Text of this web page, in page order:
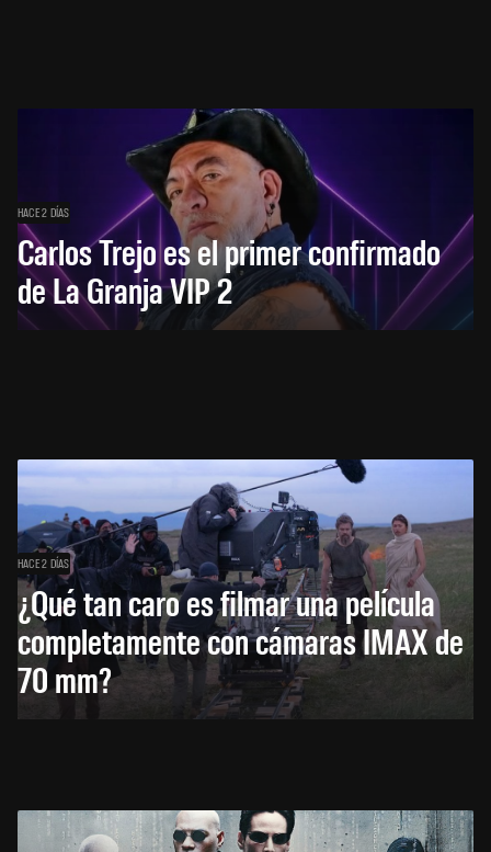
HACE 2 DÍAS
Carlos Trejo es el primer confirmado
de La Granja VIP 2
HACE 2 DÍAS
¿Qué tan caro es filmar una película
completamente con cámaras IMAX de
70 mm?